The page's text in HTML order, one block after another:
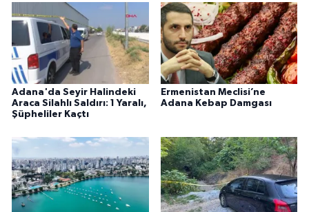
Adana'da Seyir Halindeki
Araca Silahlı Saldırı: 1 Yaralı,
Şüpheliler Kaçtı
Ermenistan Meclisi’ne
Adana Kebap Damgası